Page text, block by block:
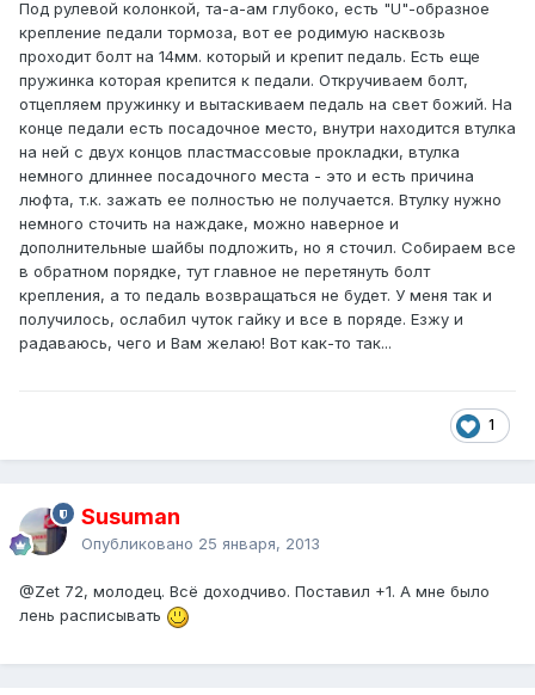
Под рулевой колонкой, та-а-ам глубоко, есть "U"-образное
крепление педали тормоза, вот ее родимую насквозь
проходит болт на 14мм. который и крепит педаль. Есть еще
пружинка которая крепится к педали. Откручиваем болт,
отцепляем пружинку и вытаскиваем педаль на свет божий. На
конце педали есть посадочное место, внутри находится втулка
на ней с двух концов пластмассовые прокладки, втулка
немного длиннее посадочного места - это и есть причина
люфта, т.к. зажать ее полностью не получается. Втулку нужно
немного сточить на наждаке, можно наверное и
дополнительные шайбы подложить, но я сточил. Собираем все
в обратном порядке, тут главное не перетянуть болт
крепления, а то педаль возвращаться не будет. У меня так и
получилось, ослабил чуток гайку и все в поряде. Езжу и
радаваюсь, чего и Вам желаю! Вот как-то так...
1
Susuman
Опубликовано 25 января, 2013
@Zet 72, молодец. Всё доходчиво. Поставил +1. А мне было
лень расписывать